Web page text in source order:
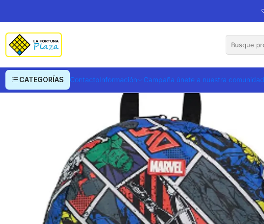
CATEGORÍAS ContactoInformación Campaña únete a nuestra comunidad